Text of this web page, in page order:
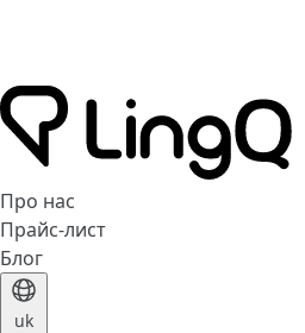
Про нас
Прайс-лист
Блог
uk